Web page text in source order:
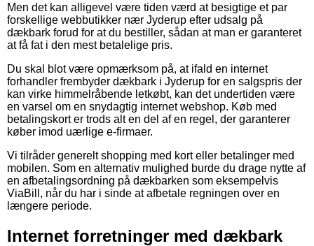
Men det kan alligevel være tiden værd at besigtige et par
forskellige webbutikker nær Jyderup efter udsalg på
dækbark forud for at du bestiller, sådan at man er garanteret
at få fat i den mest betalelige pris.
Du skal blot være opmærksom på, at ifald en internet
forhandler frembyder dækbark i Jyderup for en salgspris der
kan virke himmelråbende letkøbt, kan det undertiden være
en varsel om en snydagtig internet webshop. Køb med
betalingskort er trods alt en del af en regel, der garanterer
køber imod uærlige e-firmaer.
Vi tilråder generelt shopping med kort eller betalinger med
mobilen. Som en alternativ mulighed burde du drage nytte af
en afbetalingsordning på dækbarken som eksempelvis
ViaBill, når du har i sinde at afbetale regningen over en
længere periode.
Internet forretninger med dækbark